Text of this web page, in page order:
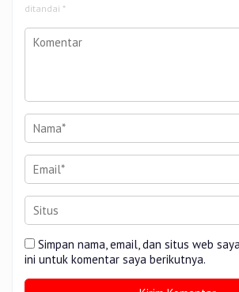
ditandai *
Simpan nama, email, dan situs web
ini untuk komentar saya berikutnya.